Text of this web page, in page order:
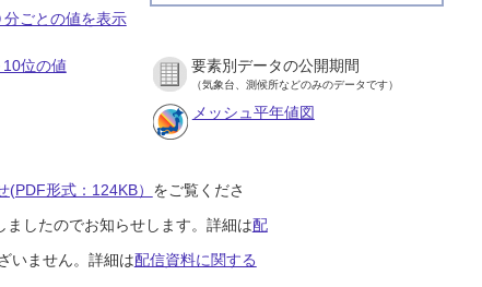
ごとの値を表示
位の値 要素別データの公開期間
（気象台、測候所などのみのデータです）
メッシュ平年値図
形式：124KB） をご覧くださ
したのでお知らせします。詳細は配
いません。詳細は配信資料に関する